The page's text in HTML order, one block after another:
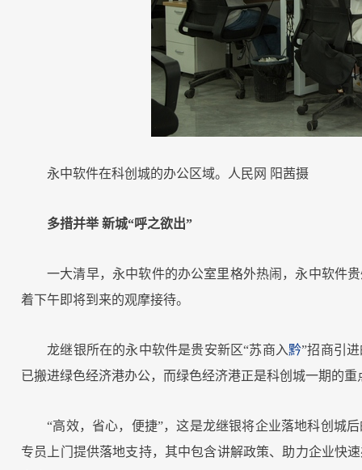
永中软件在科创城的办公区域。人民网 阳茜摄
多措并举 新城“呼之欲出”
一大清早，永中软件的办公室里格外热闹，永中软件
着下午即将到来的观摩接待。
龙继银所在的永中软件是贵安新区“苏商入黔”招商引
已搬进绿色经济港办公，而绿色经济港正是科创城一期的
“高效，省心，便捷”，这是龙继银将企业落地科创城
专员上门提供落地支持，其中包含讲解政策、助力企业快